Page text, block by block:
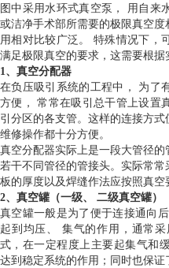
图中采用水环式真空泵， 用自来
或洁净手术部所需要的极限真空
用相对比较广泛。 特殊情况下，
满足极限真空的要求，这需要根据
1、真空分配器
在负压吸引系统的工程中， 为了
方便， 常常在吸引总干管上设置
引分区的各支管。这样的连接方
维修操作都十分方便。
真空分配器实际上是一段大管径
若干不同管径的管接头。实际常
板的厚度以及焊缝作法应按照真空
2、真空罐（一级、 二级真空罐）
真空罐一般是为了便于连接通向
起到均压、 集气的作用，通常
式，在一定程度上主要起集气和
达到稳定系统的作用；同时也保